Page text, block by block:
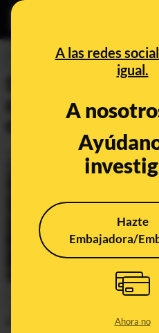
A las redes
igual.
A
Hazte
Embajadora/
Ahora no
PREBUNKING
Sí, es seguro
que han
de aeropuerto
Sep 5, 2018, 7:05:16 AM
Nos habéis preguntado si